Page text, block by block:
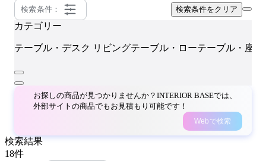
検索条件： 検索条件をクリア
カテゴリー
テーブル・デスク リビングテーブル・ローテーブル・座卓
お探しの商品が見つかりませんか？INTERIOR BASEでは、
外部サイトの商品でもお見積もり可能です！
Webで検索
検索結果
18件